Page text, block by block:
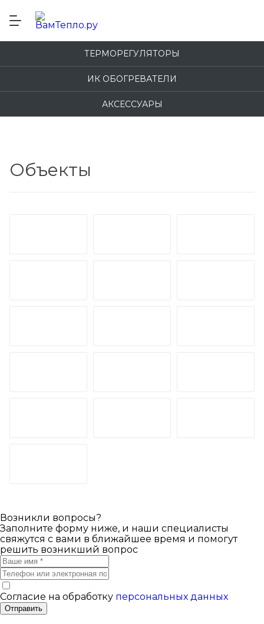
ТЕРМОРЕГУЛЯТОРЫ
ИК ОБОГРЕВАТЕЛИ
АКСЕССУАРЫ
Объекты
Возникли вопросы?
Заполните форму ниже, и наши специалисты
свяжутся с вами в ближайшее время и помогут
решить возникший вопрос
Согласие на обработку персональных данных
Отправить